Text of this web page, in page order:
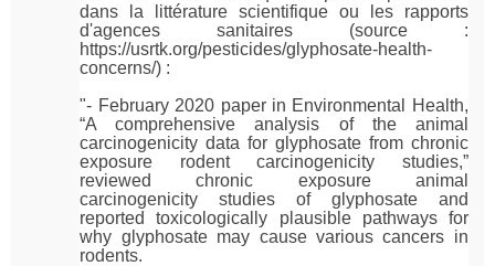
dans la littérature scientifique ou les rapports
d'agences sanitaires (source :
https://usrtk.org/pesticides/glyphosate-health-
concerns/) :
"- February 2020 paper in Environmental Health,
“A comprehensive analysis of the animal
carcinogenicity data for glyphosate from chronic
exposure rodent carcinogenicity studies,”
reviewed chronic exposure animal
carcinogenicity studies of glyphosate and
reported toxicologically plausible pathways for
why glyphosate may cause various cancers in
rodents.